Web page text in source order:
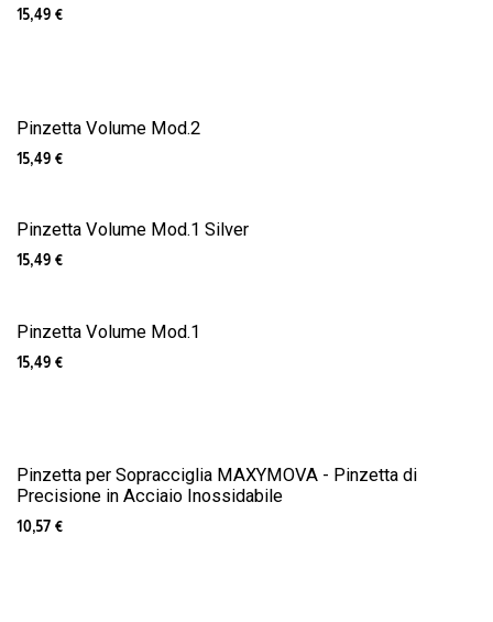
15,49 €
Esaurito
Pinzetta Volume Mod.2
15,49 €
Esaurito
Pinzetta Volume Mod.1 Silver
15,49 €
Pinzetta Volume Mod.1
15,49 €
Pinzetta per Sopracciglia MAXYMOVA - Pinzetta di
Precisione in Acciaio Inossidabile
10,57 €